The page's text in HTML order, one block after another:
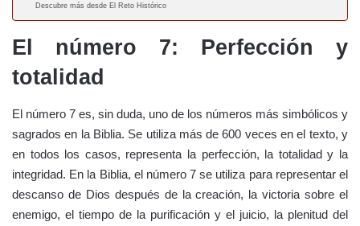
Descubre más desde El Reto Histórico
El número 7: Perfección y
totalidad
El número 7 es, sin duda, uno de los números más simbólicos y
sagrados en la Biblia. Se utiliza más de 600 veces en el texto, y
en todos los casos, representa la perfección, la totalidad y la
integridad. En la Biblia, el número 7 se utiliza para representar el
descanso de Dios después de la creación, la victoria sobre el
enemigo, el tiempo de la purificación y el juicio, la plenitud del